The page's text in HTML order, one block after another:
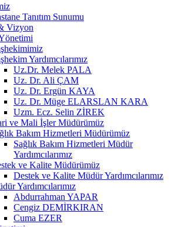
Tanıtım Sunumu
Vizyon
Yardımcılarımız
Uz.Dr. Melek PALA
Uz. Dr. Ali ÇAM
Uz. Dr. Ergün KAYA
Uz. Dr. Müge ELARSLAN KARA
Uzm. Ecz. Selin ZİREK
ve Mali İşler Müdürümüz
Bakım Hizmetleri Müdürümüz
Sağlık Bakım Hizmetleri Müdür
Yardımcılarımız
ve Kalite Müdürümüz
Destek ve Kalite Müdür Yardımcılarımız
Yardımcılarımız
Abdurrahman YAPAR
Cengiz DEMİRKIRAN
Cuma EZER